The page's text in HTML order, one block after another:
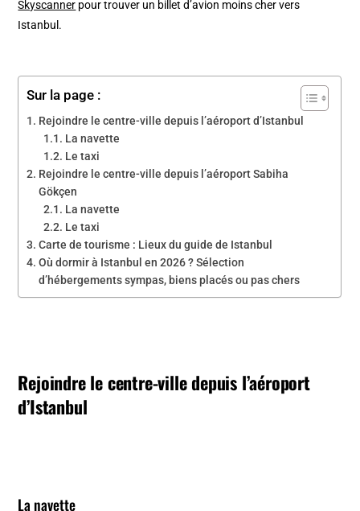
Skyscanner pour trouver un billet d’avion moins cher vers
Istanbul.
Sur la page :
Rejoindre le centre-ville depuis l’aéroport d’Istanbul
La navette
Le taxi
Rejoindre le centre-ville depuis l’aéroport Sabiha
Gökçen
La navette
Le taxi
Carte de tourisme : Lieux du guide de Istanbul
Où dormir à Istanbul en 2026 ? Sélection
d’hébergements sympas, biens placés ou pas chers
Rejoindre le centre-ville depuis l’aéroport
d’Istanbul
La navette